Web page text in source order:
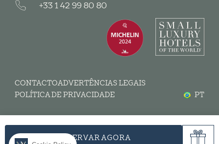
+33 1 42 99 80 80
CONTACTOADVERTÊNCIAS LEGAIS
POLÍTICA DE PRIVACIDADE
PT
RESERVAR AGORA